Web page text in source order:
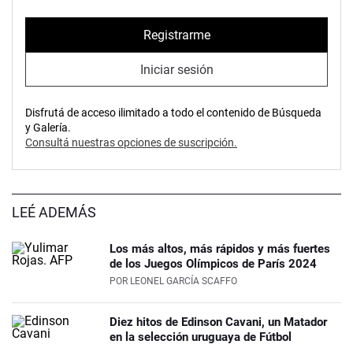
Registrarme
Iniciar sesión
Disfrutá de acceso ilimitado a todo el contenido de Búsqueda
y Galería.
Consultá nuestras opciones de suscripción.
LEÉ ADEMÁS
Los más altos, más rápidos y más fuertes
de los Juegos Olímpicos de París 2024
POR LEONEL GARCÍA SCAFFO
Diez hitos de Edinson Cavani, un Matador
en la selección uruguaya de Fútbol